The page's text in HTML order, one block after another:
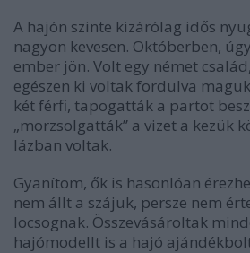
A hajón szinte kizárólag idős
nagyon kevesen. Októberben,
ember jön. Volt egy német
egészen ki voltak fordulva
két férfi, tapogatták a partot
„morzsolgatták” a vizet a kezük
lázban voltak.
Gyanítom, ők is hasonlóan
nem állt a szájuk, persze nem
locsognak. Összevásároltak
hajómodellt is a hajó